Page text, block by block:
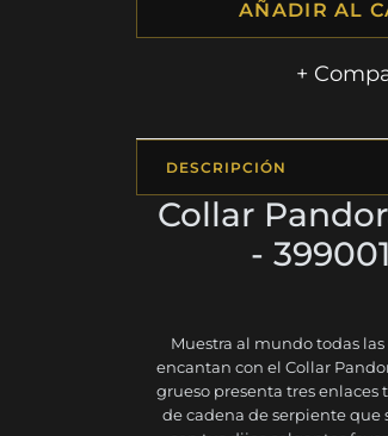
AÑADIR AL
+
DESCRIPCIÓN
Collar
-
Muestra al mundo todas
encantan con el Collar
grueso presenta tres enlaces
de cadena de serpiente